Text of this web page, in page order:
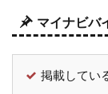
の
方
マイナビバ
掲載してい